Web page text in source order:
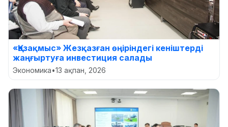
«Қазақмыс» Жезқазған өңіріндегі кеніштерді
жаңғыртуға инвестиция салады
Экономика•13 ақпан, 2026